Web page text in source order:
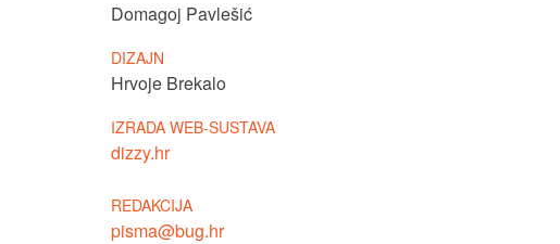
Domagoj Pavlešić
DIZAJN
Hrvoje Brekalo
IZRADA WEB-SUSTAVA
dizzy.hr
REDAKCIJA
pisma@bug.hr